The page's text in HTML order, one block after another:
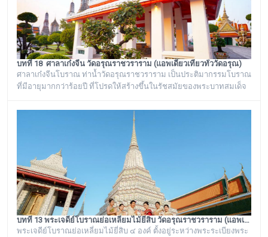
บทที่ 18 ศาลาเก๋งจีน วัดอรุณราชวราราม (แอพเดียวเที่ยวทั่ววัดอรุณ)
ศาลาเก๋งจีนโบราณ ท่าน้ำวัดอรุณราชวราราม เป็นประติมากรรมโบราณ
ที่มีอายุมากกว่าร้อยปี ที่โปรดให้สร้างขึ้นในรัชสมัยของพระบาทสมเด็จ
๖ หลัง เรียงรายอยู่บริเวณท่าน้ำของวัดอรุณราชวราราม ริมแม่น้ำ
เจ้าพระยา ซึ่งเก๋งจีนแต่ละหลังจะมีเอกลักษณ์โดดเด่นไม่เหมือนกัน อาทิ
เช่น ศาลาเก๋งจีนหน้าทางเข้าพระปรางค์ จะมีหินแกะสลักโบราณเป็นรูป
บทที่ 13 พระเจดีย์โบราณย่อเหลี่ยมไม้ยี่สิบ วัดอรุณราชวราราม (แอพเดียวเที่ยวทั่ววัดอรุณ)
พระเจดีย์โบราณย่อเหลี่ยมไม้ยี่สิบ ๔ องค์ ตั้งอยู่ระหว่างพระระเบียงพระ